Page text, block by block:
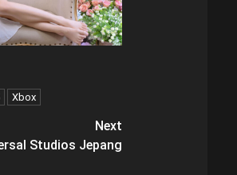
Xbox
Next
Studios Jepang